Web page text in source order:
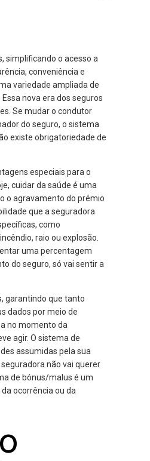
simplificando o acesso a
conveniência e
variedade ampliada de
nova era dos seguros
Se mudar o condutor
do seguro, o sistema
existe obrigatoriedade de
especiais para o
cuidar da saúde é uma
o agravamento do prémio
que a seguradora
como
raio ou explosão.
uma percentagem
do seguro, só vai sentir a
garantindo que tanto
dados por meio de
no momento da
agir. O sistema de
assumidas pela sua
não vai querer
de bónus/malus é um
ocorrência ou da